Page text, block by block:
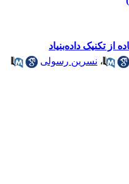
تکنیک داده‌بنیاد
، نسرین رسولی